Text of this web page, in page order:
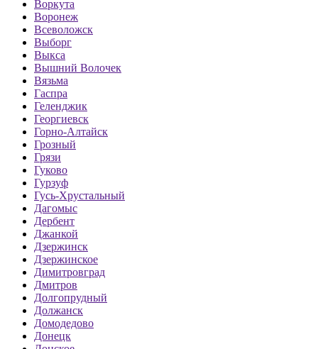
Воркута
Воронеж
Всеволожск
Выборг
Выкса
Вышний Волочек
Вязьма
Гаспра
Геленджик
Георгиевск
Горно-Алтайск
Грозный
Грязи
Гуково
Гурзуф
Гусь-Хрустальный
Дагомыс
Дербент
Джанкой
Дзержинск
Дзержинское
Димитровград
Дмитров
Долгопрудный
Должанск
Домодедово
Донецк